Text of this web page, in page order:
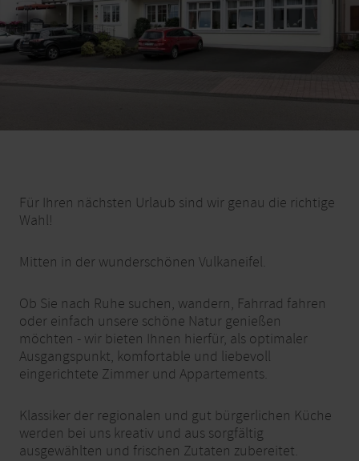
Für Ihren nächsten Urlaub sind wir genau die richtige
Wahl!
Mitten in der wunderschönen Vulkaneifel.
Ob Sie nach Ruhe suchen, wandern, Fahrrad fahren
oder einfach unsere schöne Natur genießen
möchten - wir bieten Ihnen hierfür, als optimaler
Ausgangspunkt, komfortable und liebevoll
eingerichtete Zimmer und Appartements.
Klassiker der regionalen und gut bürgerlichen Küche
werden bei uns kreativ und aus sorgfältig
ausgewählten und frischen Zutaten zubereitet.